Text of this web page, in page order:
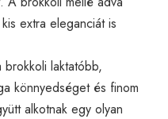
extra eleganciát is
laktatóbb,
könnyedséget és finom
alkotnak egy olyan